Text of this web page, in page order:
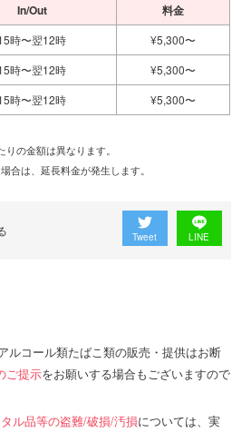
In/Out 料金
時〜翌12時
¥5,300〜
時〜翌12時
¥5,300〜
時〜翌12時 ¥5,300〜
の金額は異なります。
合は、延長料金が発生します。
Tweet LINE
ルコール類たばこ類の販売・提供はお断
ご提示をお願いする場合もございますので
ル品等の盗難/破損/汚損については、実